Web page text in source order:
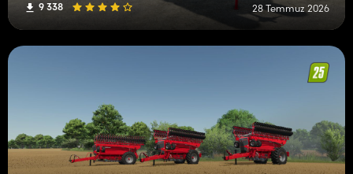
9 338 28 Temmuz 2026